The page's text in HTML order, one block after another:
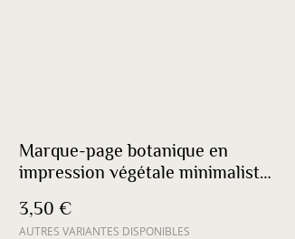
Marque-page botanique en
impression végétale minimaliste
3,50 €
AUTRES VARIANTES DISPONIBLES